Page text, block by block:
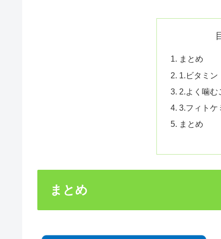
まとめ
1.ビタミン
2.よく噛む
3.フィトケ
まとめ
まとめ